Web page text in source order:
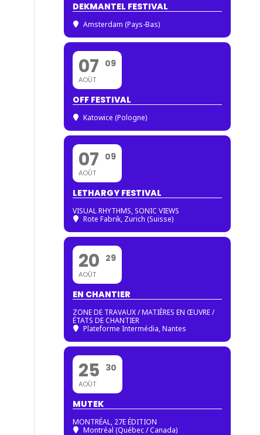
DEKMANTEL FESTIVAL
Amsterdam (Pays-Bas)
07
AOÛT
09
OFF FESTIVAL
Katowice (Pologne)
07
AOÛT
09
LETHARGY FESTIVAL
VISUAL RHYTHMS, SONIC VIEWS
Rote Fabrik, Zurich (Suisse)
20
AOÛT
29
EN CHANTIER
ZONE DE TRAVAUX / MATIÈRES EN ŒUVRE /
ÉTATS DE CHANTIER
Plateforme Intermédia, Nantes
25
AOÛT
30
MUTEK
MONTRÉAL, 27E ÉDITION
Montréal (Québec / Canada)